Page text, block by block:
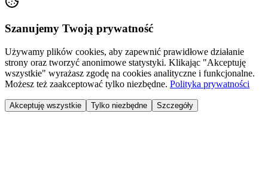
Szanujemy Twoją prywatność
Używamy plików cookies, aby zapewnić prawidłowe działanie
strony oraz tworzyć anonimowe statystyki. Klikając "Akceptuję
wszystkie" wyrażasz zgodę na cookies analityczne i funkcjonalne.
Możesz też zaakceptować tylko niezbędne. Polityka prywatności
Akceptuję wszystkie Tylko niezbędne Szczegóły